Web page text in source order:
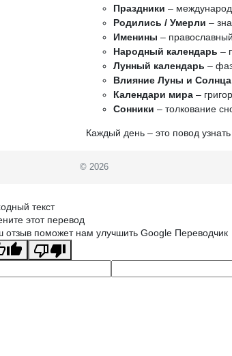
Праздники –
Родились / Умерли –
Именины –
Народный календарь –
Лунный календарь –
Влияние Луны и Солнца
Календари мира –
Сонники – толкование
Каждый день – это повод
© 2026
текст
этот перевод
отзыв поможет нам улучшить Google Переводчик